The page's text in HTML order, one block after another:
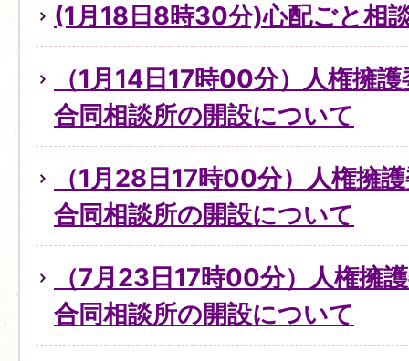
(1月18日8時30分)心配ごと相
（1月14日17時00分）人権擁
合同相談所の開設について
（1月28日17時00分）人権擁
合同相談所の開設について
（7月23日17時00分）人権擁
合同相談所の開設について